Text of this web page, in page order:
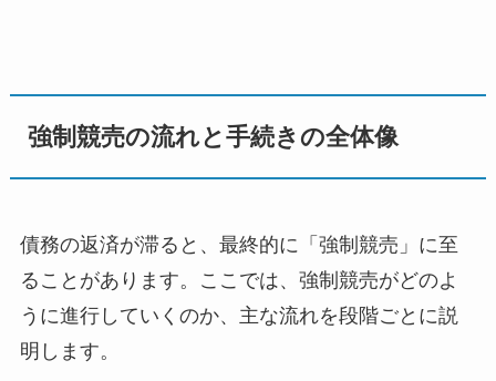
強制競売の流れと手続きの全体像
債務の返済が滞ると、最終的に「強制競売」に至
ることがあります。ここでは、強制競売がどのよ
うに進行していくのか、主な流れを段階ごとに説
明します。